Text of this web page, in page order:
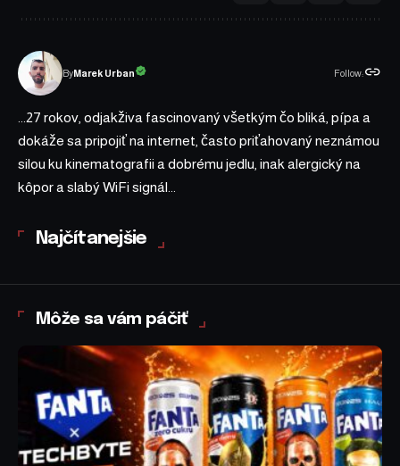
ByMarek Urban Follow:
...27 rokov, odjakživa fascinovaný všetkým čo bliká, pípa a
dokáže sa pripojiť na internet, často priťahovaný neznámou
silou ku kinematografii a dobrému jedlu, inak alergický na
kôpor a slabý WiFi signál...
Najčítanejšie
Môže sa vám páčiť